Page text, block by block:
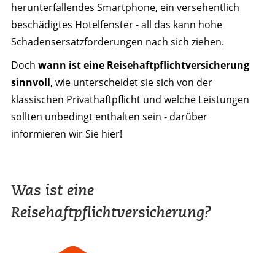
herunterfallendes Smartphone, ein versehentlich
beschädigtes Hotelfenster - all das kann hohe
Schadensersatzforderungen nach sich ziehen.
Doch wann ist eine Reisehaftpflichtversicherung
sinnvoll, wie unterscheidet sie sich von der
klassischen Privathaftpflicht und welche Leistungen
sollten unbedingt enthalten sein - darüber
informieren wir Sie hier!
Was ist eine
Reisehaftpflichtversicherung?